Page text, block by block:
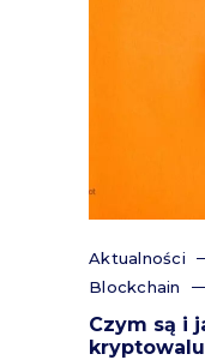
Aktualności
Blockchain
Czym są i